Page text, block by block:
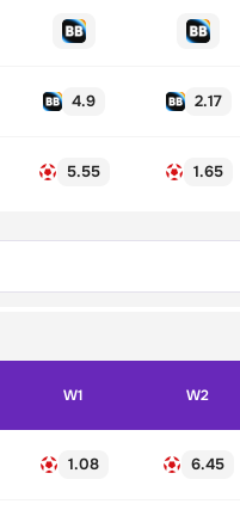
4.9 2.17
5.55 1.65
W1 W2
1.08 6.45